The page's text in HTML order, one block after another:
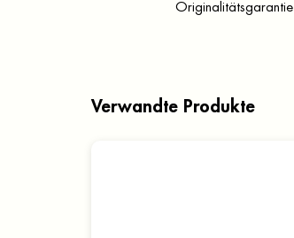
Originalitätsgarantie
Verwandte Produkte